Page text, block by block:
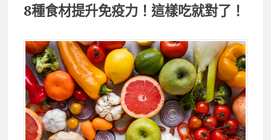
8種食材提升免疫力！這樣吃就對了！